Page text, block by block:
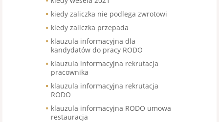
kiedy zaliczka nie podlega zwrotowi
kiedy zaliczka przepada
klauzula informacyjna dla
kandydatów do pracy RODO
klauzula informacyjna rekrutacja
pracownika
klauzula informacyjna rekrutacja
RODO
klauzula informacyjna RODO umowa
restauracja